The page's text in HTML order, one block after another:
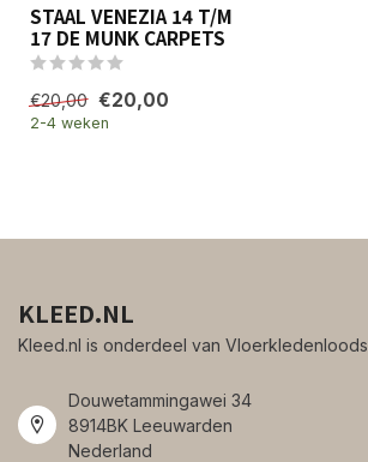
STAAL VENEZIA 14 T/M
17 DE MUNK CARPETS
€20,00 €20,00
2-4 weken
KLEED.NL
Kleed.nl is onderdeel van Vloerkledenloods
Douwetammingawei 34
8914BK Leeuwarden
Nederland